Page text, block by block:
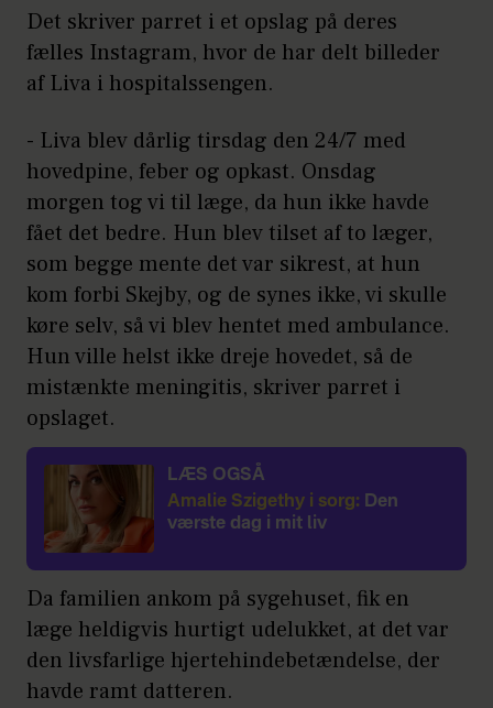
Det skriver parret i et opslag på deres
fælles Instagram, hvor de har delt billeder
af Liva i hospitalssengen.
- Liva blev dårlig tirsdag den 24/7 med
hovedpine, feber og opkast. Onsdag
morgen tog vi til læge, da hun ikke havde
fået det bedre. Hun blev tilset af to læger,
som begge mente det var sikrest, at hun
kom forbi Skejby, og de synes ikke, vi skulle
køre selv, så vi blev hentet med ambulance.
Hun ville helst ikke dreje hovedet, så de
mistænkte meningitis, skriver parret i
opslaget.
LÆS OGSÅ
Amalie Szigethy i sorg: Den
værste dag i mit liv
Da familien ankom på sygehuset, fik en
læge heldigvis hurtigt udelukket, at det var
den livsfarlige hjertehindebetændelse, der
havde ramt datteren.